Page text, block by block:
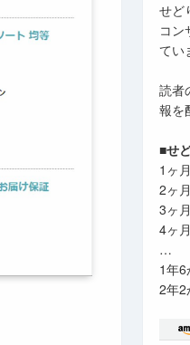
せど
コン
てい
読者
報を
■せ
1ヶ
2ヶ
3ヶ
4ヶ
…
1年
2年